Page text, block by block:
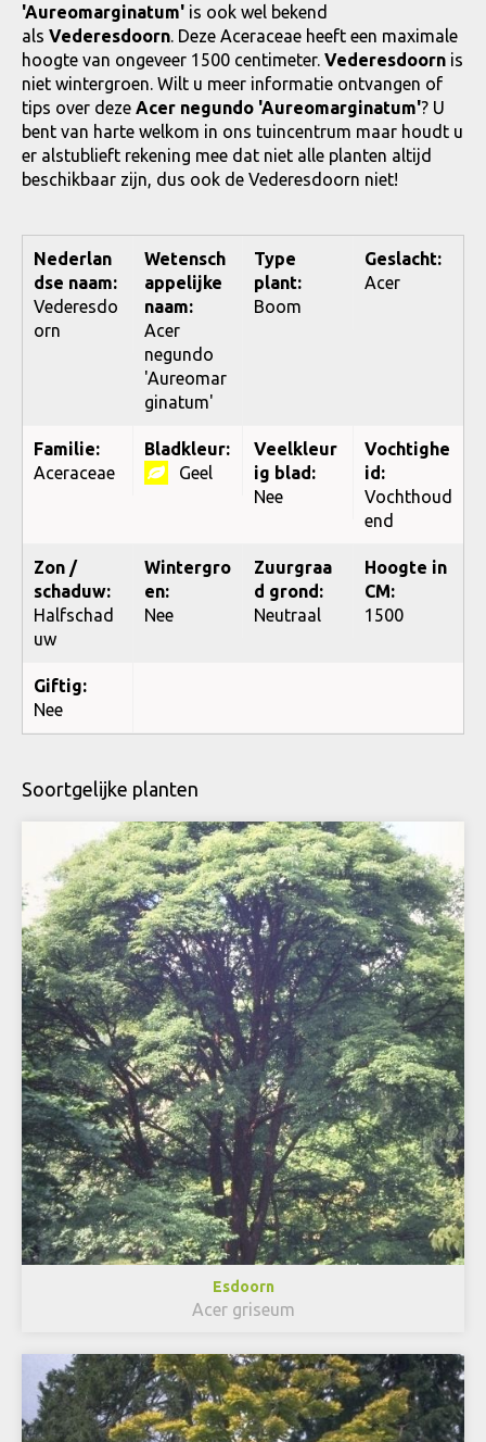
'Aureomarginatum' is ook wel bekend
als Vederesdoorn. Deze Aceraceae heeft een maximale
hoogte van ongeveer 1500 centimeter. Vederesdoorn is
niet wintergroen. Wilt u meer informatie ontvangen of
tips over deze Acer negundo 'Aureomarginatum'? U
bent van harte welkom in ons tuincentrum maar houdt u
er alstublieft rekening mee dat niet alle planten altijd
beschikbaar zijn, dus ook de Vederesdoorn niet!
Nederlan
dse naam:
Vederesdo
orn
Wetensch
appelijke
naam:
Acer
negundo
'Aureomar
ginatum'
Type
plant:
Boom
Geslacht:
Acer
Familie:
Aceraceae
Bladkleur:
Geel
Veelkleur
ig blad:
Nee
Vochtighe
id:
Vochthoud
end
Zon /
schaduw:
Halfschad
uw
Wintergro
en:
Nee
Zuurgraa
d grond:
Neutraal
Hoogte in
CM:
1500
Giftig:
Nee
Soortgelijke planten
Esdoorn
Acer griseum